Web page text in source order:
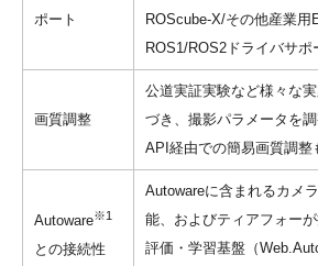
ポート
ROScube-X/その他産業用
ROS1/ROS2ドライバサポ
画質調整
公道実証実験など様々な
づき、撮影パラメータを調
API経由での簡易画質調整
Autoware※1
との接続性
Autowareに含まれるカメ
能、およびティアフォー
評価・学習基盤（